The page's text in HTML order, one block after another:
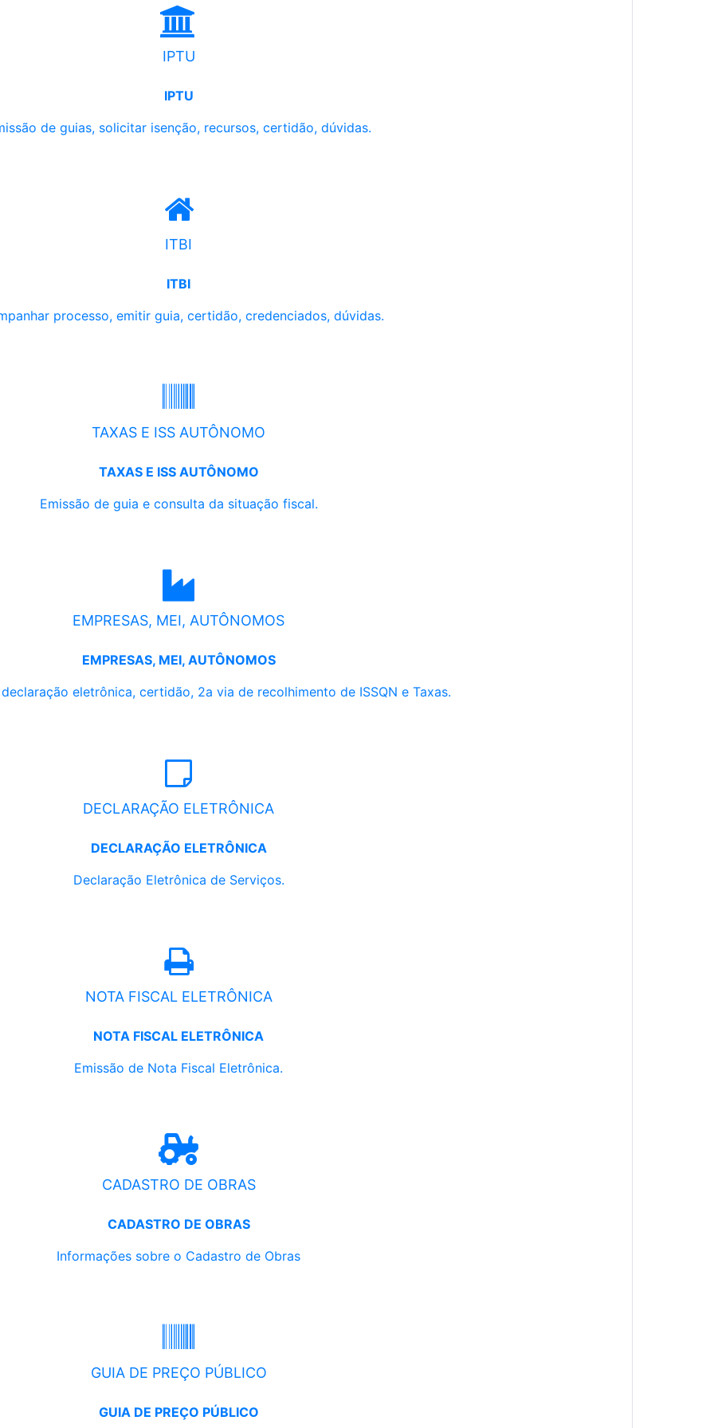
IPTU
IPTU
de guias, solicitar isenção, recursos, certidão, dúvidas.
ITBI
ITBI
processo, emitir guia, certidão, credenciados, dúvidas.
TAXAS E ISS AUTÔNOMO
TAXAS E ISS AUTÔNOMO
Emissão de guia e consulta da situação fiscal.
EMPRESAS, MEI, AUTÔNOMOS
EMPRESAS, MEI, AUTÔNOMOS
eletrônica, certidão, 2a via de recolhimento de ISSQN e Taxas.
DECLARAÇÃO ELETRÔNICA
DECLARAÇÃO ELETRÔNICA
Declaração Eletrônica de Serviços.
NOTA FISCAL ELETRÔNICA
NOTA FISCAL ELETRÔNICA
Emissão de Nota Fiscal Eletrônica.
CADASTRO DE OBRAS
CADASTRO DE OBRAS
Informações sobre o Cadastro de Obras
GUIA DE PREÇO PÚBLICO
GUIA DE PREÇO PÚBLICO